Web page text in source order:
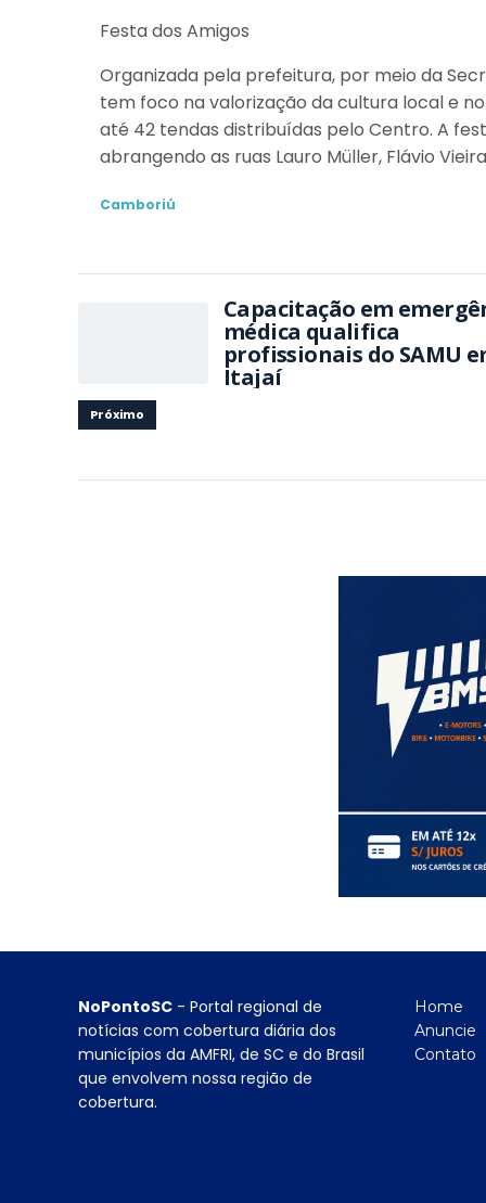
Festa dos Amigos
Organizada pela prefeitura, por meio da
tem foco na valorização da cultura local e
até 42 tendas distribuídas pelo Centro. A
abrangendo as ruas Lauro Müller, Flávio
Camboriú
Capacitação em
médica qualifica
profissionais do SAMU
Itajaí
Próximo
NoPontoSC - Portal regional de
notícias com cobertura diária dos
municípios da AMFRI, de SC e do Brasil
que envolvem nossa região de
cobertura.
Home
Anuncie
Contato